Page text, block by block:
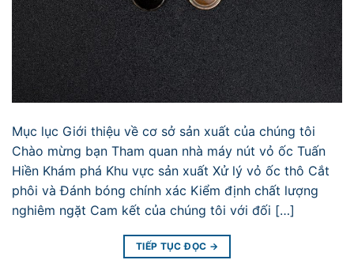
Mục lục Giới thiệu về cơ sở sản xuất của chúng tôi
Chào mừng bạn Tham quan nhà máy nút vỏ ốc Tuấn
Hiền Khám phá Khu vực sản xuất Xử lý vỏ ốc thô Cắt
phôi và Đánh bóng chính xác Kiểm định chất lượng
nghiêm ngặt Cam kết của chúng tôi với đối […]
TIẾP TỤC ĐỌC →